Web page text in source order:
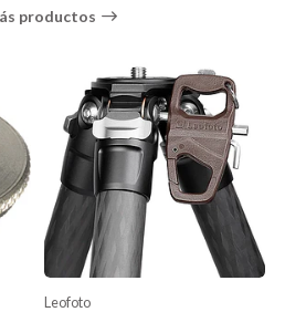
productos
Leofoto